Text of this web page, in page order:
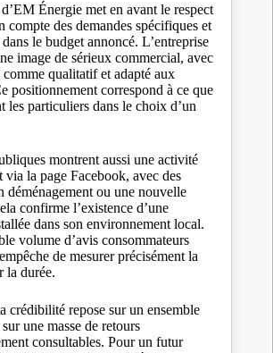
Énergie met en avant le respect
compte des demandes spécifiques et
le budget annoncé. L’entreprise
image de sérieux commercial, avec
comme qualitatif et adapté aux
positionnement correspond à ce que
les particuliers dans le choix d’un
montrent aussi une activité
via la page Facebook, avec des
déménagement ou une nouvelle
confirme l’existence d’une
dans son environnement local.
volume d’avis consommateurs
de mesurer précisément la
la durée.
crédibilité repose sur un ensemble
une masse de retours
consultables. Pour un futur